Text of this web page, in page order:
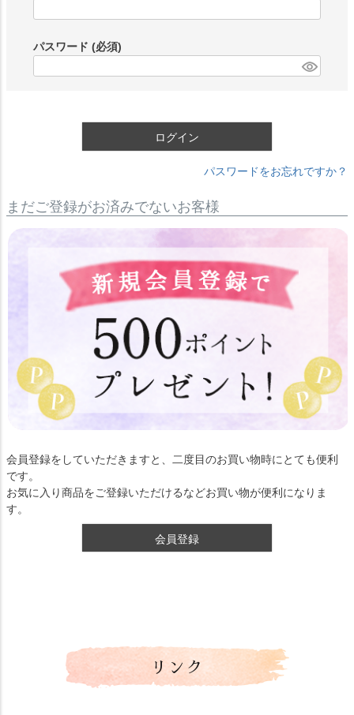
パスワード (必須)
ログイン
パスワードをお忘れですか？
まだご登録がお済みでないお客様
会員登録をしていただきますと、二度目のお買い物時にとても便利
です。
お気に入り商品をご登録いただけるなどお買い物が便利になりま
す。
会員登録
リンク